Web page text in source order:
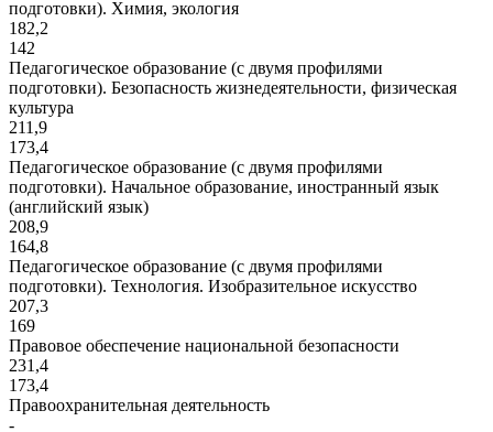
подготовки). Химия, экология
182,2
142
Педагогическое образование (с двумя профилями
подготовки). Безопасность жизнедеятельности, физическая
культура
211,9
173,4
Педагогическое образование (с двумя профилями
подготовки). Начальное образование, иностранный язык
(английский язык)
208,9
164,8
Педагогическое образование (с двумя профилями
подготовки). Технология. Изобразительное искусство
207,3
169
Правовое обеспечение национальной безопасности
231,4
173,4
Правоохранительная деятельность
-